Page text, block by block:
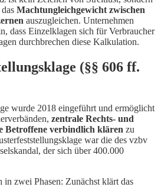
Machtungleichgewicht zwischen
auszugleichen. Unternehmen
dass Einzelklagen sich für Verbraucher
durchbrechen diese Kalkulation.
(§§ 606 ff.
wurde 2018 eingeführt und ermöglicht
zentrale Rechts- und
Betroffene verbindlich klären zu
war die des vzbv
der sich über 400.000
in zwei Phasen: Zunächst klärt das